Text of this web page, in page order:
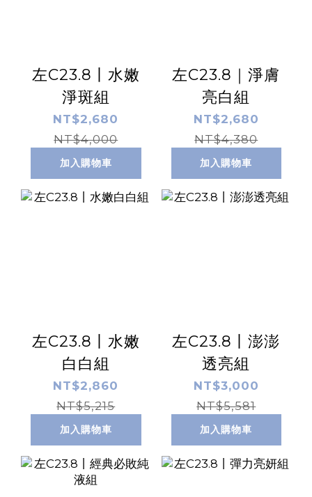
左C23.8丨水嫩
淨斑組
NT$2,680
NT$4,000
加入購物車
左C23.8｜淨膚
亮白組
NT$2,680
NT$4,380
加入購物車
左C23.8丨水嫩
白白組
NT$2,860
NT$5,215
加入購物車
左C23.8丨澎澎
透亮組
NT$3,000
NT$5,581
加入購物車